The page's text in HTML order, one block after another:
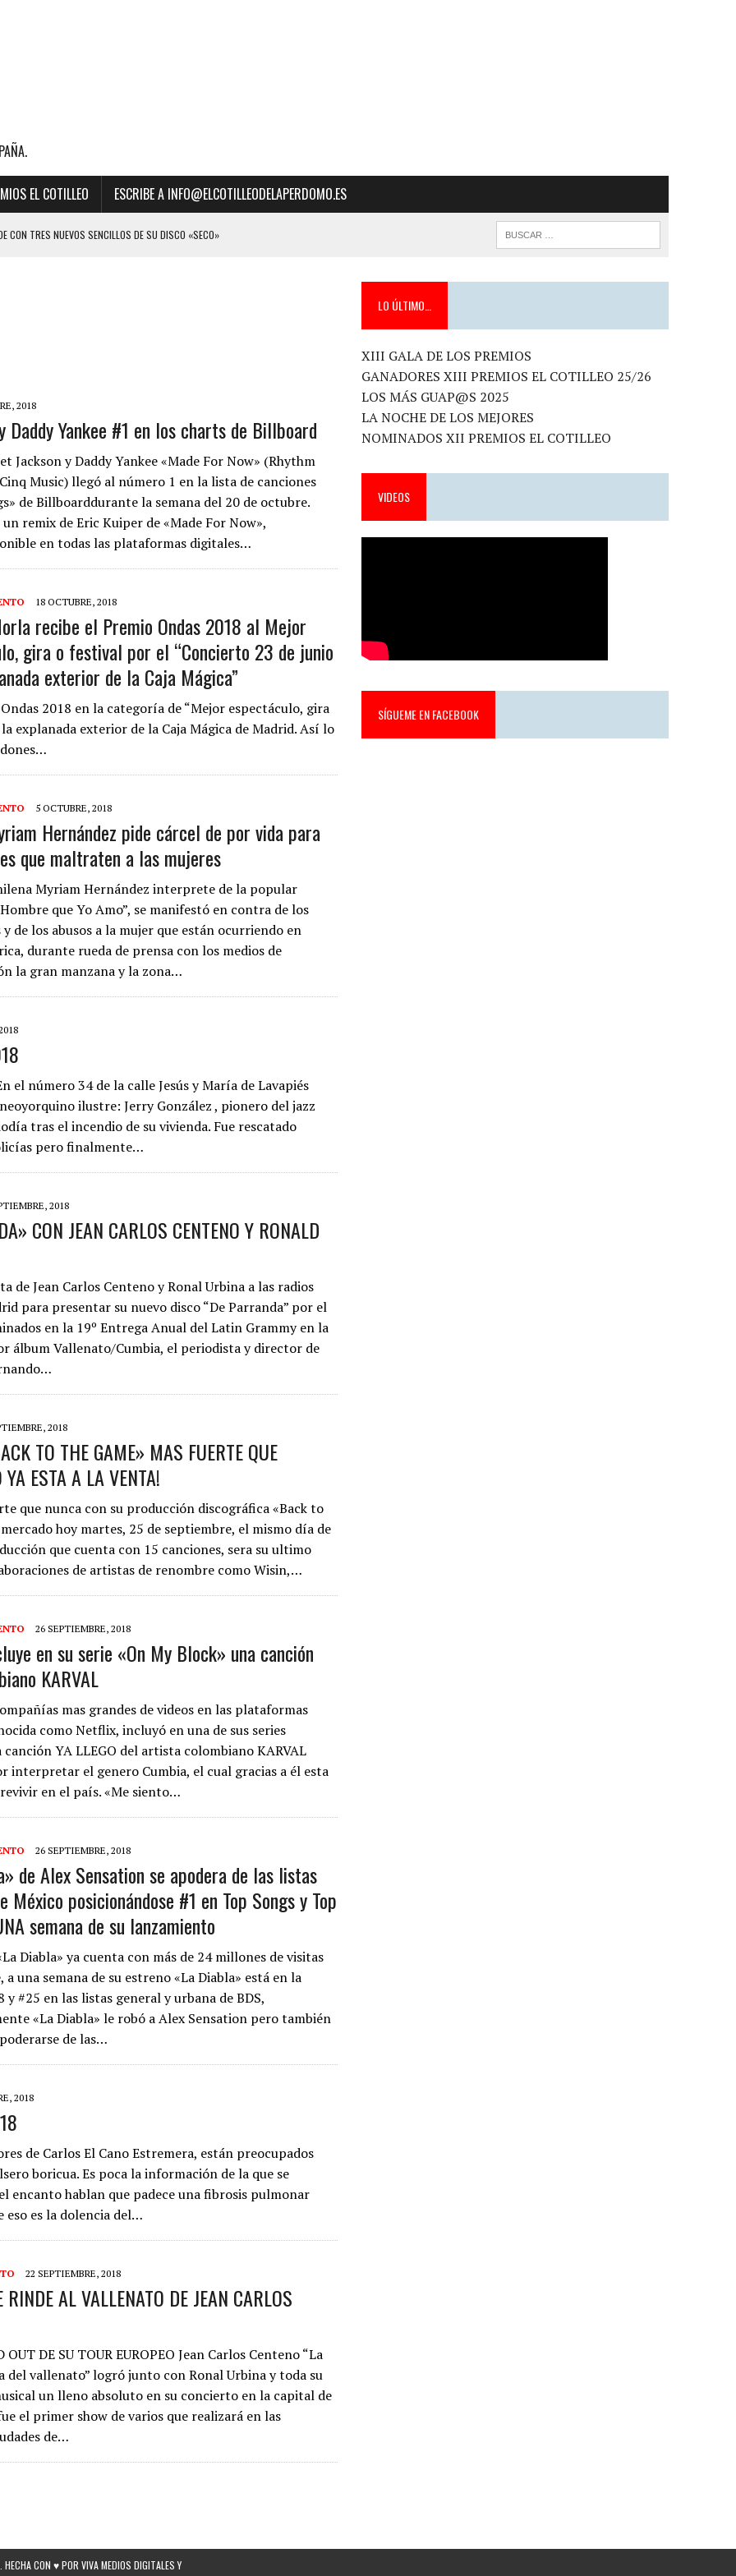
EL COTILLEO ESCRIBE A INFO@ELCOTILLEODELAPERDOMO.ES
CON TRES NUEVOS SENCILLOS DE SU DISCO «SECO»
DE LA MÚSICA 2023 A “MEJOR CANCIÓN LATINA” POR SU ÉXITO
ESTE 17 DE MARZO
EN LA X GALA DE LOS PREMIOS EL COTILLEO
LA CANTINA!
DE SANDRA LORENA PERDOMO EN YOUTUBE, «EL COTILLEO DE LA PERDOMO
2018
Daddy Yankee #1 en los charts de Billboard
Jackson y Daddy Yankee «Made For Now» (Rhythm
Music) llegó al número 1 en la lista de canciones
de Billboarddurante la semana del 20 de octubre.
remix de Eric Kuiper de «Made For Now»,
en todas las plataformas digitales…
18 OCTUBRE, 2018
recibe el Premio Ondas 2018 al Mejor
gira o festival por el “Concierto 23 de junio
exterior de la Caja Mágica”
2018 en la categoría de “Mejor espectáculo, gira
explanada exterior de la Caja Mágica de Madrid. Así lo
5 OCTUBRE, 2018
Hernández pide cárcel de por vida para
que maltraten a las mujeres
Myriam Hernández interprete de la popular
que Yo Amo”, se manifestó en contra de los
de los abusos a la mujer que están ocurriendo en
durante rueda de prensa con los medios de
la gran manzana y la zona…
el número 34 de la calle Jesús y María de Lavapiés
ilustre: Jerry González , pionero del jazz
tras el incendio de su vivienda. Fue rescatado
pero finalmente…
2018
CON JEAN CARLOS CENTENO Y RONALD
de Jean Carlos Centeno y Ronal Urbina a las radios
para presentar su nuevo disco “De Parranda” por el
en la 19º Entrega Anual del Latin Grammy en la
álbum Vallenato/Cumbia, el periodista y director de
2018
TO THE GAME» MAS FUERTE QUE
ESTA A LA VENTA!
que nunca con su producción discográfica «Back to
hoy martes, 25 de septiembre, el mismo día de
que cuenta con 15 canciones, sera su ultimo
de artistas de renombre como Wisin,…
26 SEPTIEMBRE, 2018
en su serie «On My Block» una canción
KARVAL
mas grandes de videos en las plataformas
como Netflix, incluyó en una de sus series
YA LLEGO del artista colombiano KARVAL
interpretar el genero Cumbia, el cual gracias a él esta
en el país. «Me siento…
26 SEPTIEMBRE, 2018
de Alex Sensation se apodera de las listas
México posicionándose #1 en Top Songs y Top
semana de su lanzamiento
Diabla» ya cuenta con más de 24 millones de visitas
a una semana de su estreno «La Diabla» está en la
y #25 en las listas general y urbana de BDS,
«La Diabla» le robó a Alex Sensation pero también
de las…
2018
de Carlos El Cano Estremera, están preocupados
boricua. Es poca la información de la que se
encanto hablan que padece una fibrosis pulmonar
eso es la dolencia del…
22 SEPTIEMBRE, 2018
AL VALLENATO DE JEAN CARLOS
OUT DE SU TOUR EUROPEO Jean Carlos Centeno “La
del vallenato” logró junto con Ronal Urbina y toda su
un lleno absoluto en su concierto en la capital de
el primer show de varios que realizará en las
de…
LO ÚLTIMO…
XIII GALA DE LOS PREMIOS
GANADORES XIII PREMIOS EL COTILLEO 25/26
LOS MÁS GUAP@S 2025
LA NOCHE DE LOS MEJORES
NOMINADOS XII PREMIOS EL COTILLEO
VIDEOS
SÍGUEME EN FACEBOOK
CON ♥ POR VIVA MEDIOS DIGITALES Y